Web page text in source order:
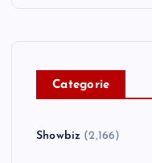
Categorie
Showbiz (2,166)